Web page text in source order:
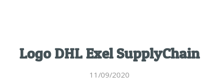
Logo DHL Exel SupplyChain
11/09/2020